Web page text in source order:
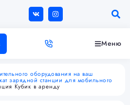
Меню
оборудования на ваш
зарядной станции для мобильного
Кубик в аренду